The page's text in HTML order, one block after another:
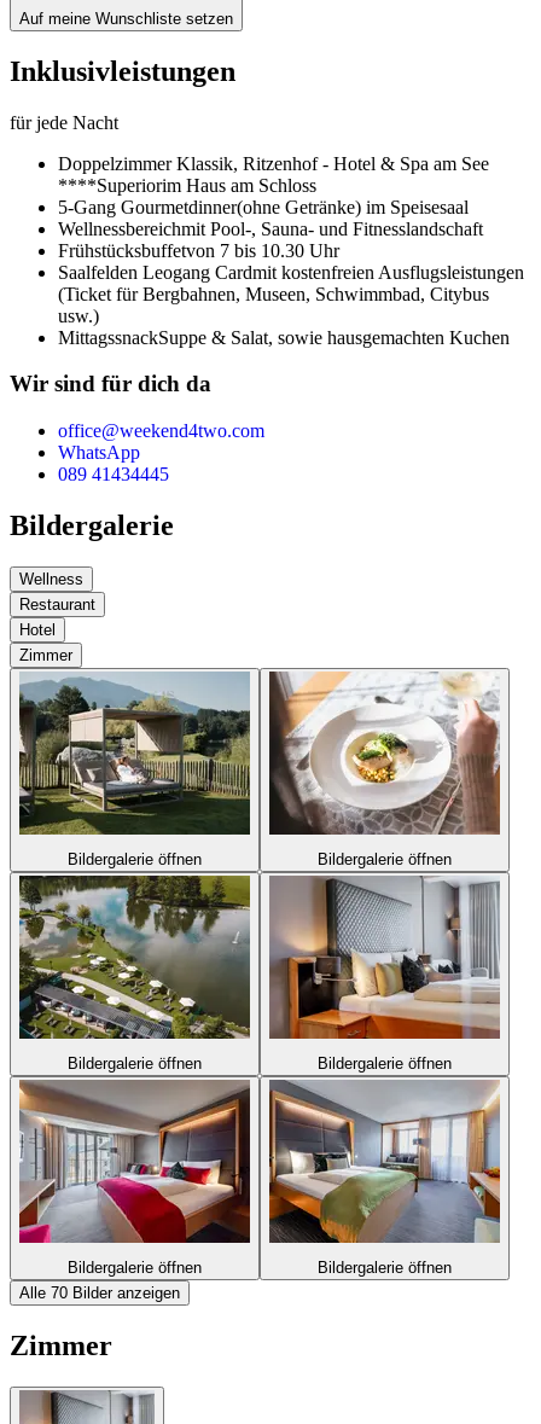
Auf meine Wunschliste setzen
Inklusivleistungen
für jede Nacht
Doppelzimmer Klassik, Ritzenhof - Hotel & Spa am See
****Superiorim Haus am Schloss
5-Gang Gourmetdinner(ohne Getränke) im Speisesaal
Wellnessbereichmit Pool-, Sauna- und Fitnesslandschaft
Frühstücksbuffetvon 7 bis 10.30 Uhr
Saalfelden Leogang Cardmit kostenfreien Ausflugsleistungen
(Ticket für Bergbahnen, Museen, Schwimmbad, Citybus
usw.)
MittagssnackSuppe & Salat, sowie hausgemachten Kuchen
Wir sind für dich da
office@weekend4two.com
WhatsApp
089 41434445
Bildergalerie
Wellness
Restaurant
Hotel
Zimmer
Bildergalerie öffnen Bildergalerie öffnen
Bildergalerie öffnen Bildergalerie öffnen
Bildergalerie öffnen
Bildergalerie öffnen
Alle 70 Bilder anzeigen
Zimmer